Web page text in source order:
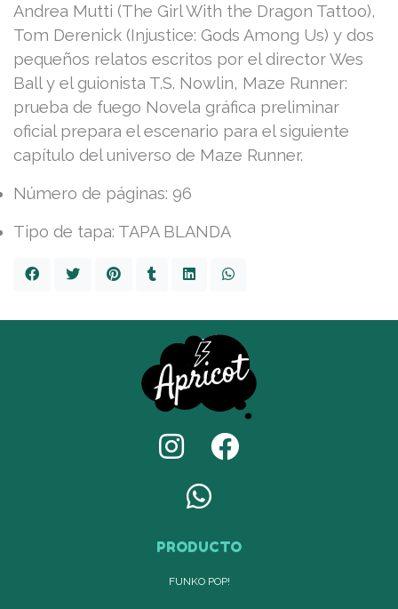
Andrea Mutti (The Girl With the Dragon Tattoo),
Tom Derenick (Injustice: Gods Among Us) y dos
pequeños relatos escritos por el director Wes
Ball y el guionista T.S. Nowlin, Maze Runner:
prueba de fuego Novela gráfica preliminar
oficial prepara el escenario para el siguiente
capítulo del universo de Maze Runner.
Número de páginas: 96
Tipo de tapa: TAPA BLANDA
PRODUCTO
FUNKO POP!